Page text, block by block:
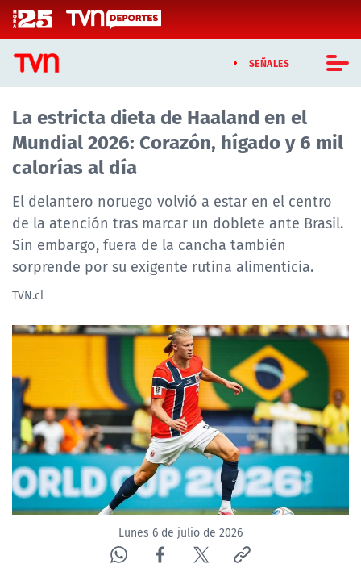
Click acá para ir directamente al contenido
SEÑALES
CASTING MASTERCHEF CHILE
CASTING TVN VERTICAL
TVN VERTICAL
TVN PLAY
PROGRAMAS
ACTUALIDAD Y TENDENCIAS
CORPORATIVO Y TRANSPARENCIA
CANAL DE DENUNCIAS
ÁREA DE PROYECTOS
La estricta dieta de Haaland en el
Mundial 2026: Corazón, hígado y 6 mil
calorías al día
El delantero noruego volvió a estar en el centro
de la atención tras marcar un doblete ante Brasil.
Sin embargo, fuera de la cancha también
sorprende por su exigente rutina alimenticia.
TVN.cl
Lunes 6 de julio de 2026